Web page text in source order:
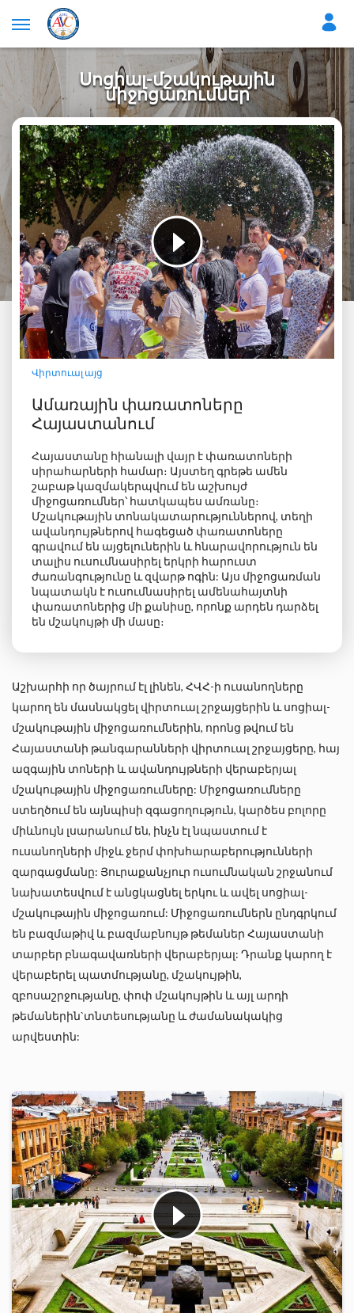
Սոցիալ-մշակութային
միջոցառումներ
Վիրտուալ այց
Ամառային փառատոները
Հայաստանում
Հայաստանը հիանալի վայր է փառատոների
սիրահարների համար։ Այստեղ գրեթե ամեն
շաբաթ կազմակերպվում են աշխույժ
միջոցառումներ՝ հատկապես ամռանը։
Մշակութային տոնակատարություններով, տեղի
ավանդույթներով հագեցած փառատոները
գրավում են այցելուներին և հնարավորություն են
տալիս ուսումնասիրել երկրի հարուստ
ժառանգությունը և զվարթ ոգին: Այս միջոցառման
նպատակն է ուսումնասիրել ամենահայտնի
փառատոներից մի քանիսը, որոնք արդեն դարձել
են մշակույթի մի մասը։
Աշխարհի որ ծայրում էլ լինեն, ՀՎՀ-ի ուսանողները
կարող են մասնակցել վիրտուալ շրջայցերին և սոցիալ-
մշակութային միջոցառումներին, որոնց թվում են
Հայաստանի թանգարանների վիրտուալ շրջայցերը, հայ
ազգային տոների և ավանդույթների վերաբերյալ
մշակութային միջոցառումները: Միջոցառումները
ստեղծում են այնպիսի զգացողություն, կարծես բոլորը
միևնույն լսարանում են, ինչն էլ նպաստում է
ուսանողների միջև ջերմ փոխհարաբերությունների
զարգացմանը: Յուրաքանչյուր ուսումնական շրջանում
նախատեսվում է անցկացնել երկու և ավել սոցիալ-
մշակութային միջոցառում: Միջոցառումներն ընդգրկում
են բազմաթիվ և բազմաբնույթ թեմաներ Հայաստանի
տարբեր բնագավառների վերաբերյալ: Դրանք կարող է
վերաբերել պատմությանը, մշակույթին,
զբոսաշրջությանը, փոփ մշակույթին և այլ արդի
թեմաներին`տնտեսությանը և ժամանակակից
արվեստին: